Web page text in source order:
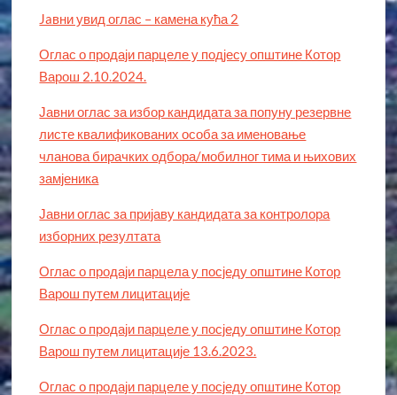
Jaвни увид оглас – камена кућа 2
Оглас о продаји парцеле у подјесу општине Котор
Варош 2.10.2024.
Јавни оглас за избор кандидата за попуну резервне
листе квалификованих особа за именовање
чланова бирачких одбора/мобилног тима и њихових
замјеника
Јавни оглас за пријаву кандидата за контролора
изборних резултата
Оглас о продаји парцела у посједу општине Котор
Варош путем лицитације
Оглас о продаји парцеле у посједу општине Котор
Варош путем лицитације 13.6.2023.
Оглас о продаји парцеле у посједу општине Котор